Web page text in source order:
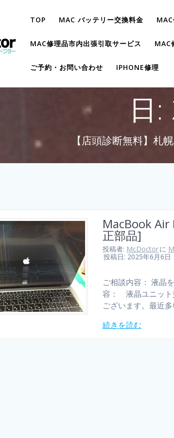
TOP MAC バッテリー交換料金
MAC修理品市内出張引取サービス MAC
ご予約・お問い合わせ IPHONE修理
日:
【店頭診断無料】札
MacBook
正部品]
投稿者: McDoctorに
投稿日: 2025年6月6日
ご相談内容： 液晶
容： 液晶ユニット
ございます。最近
続きを読む